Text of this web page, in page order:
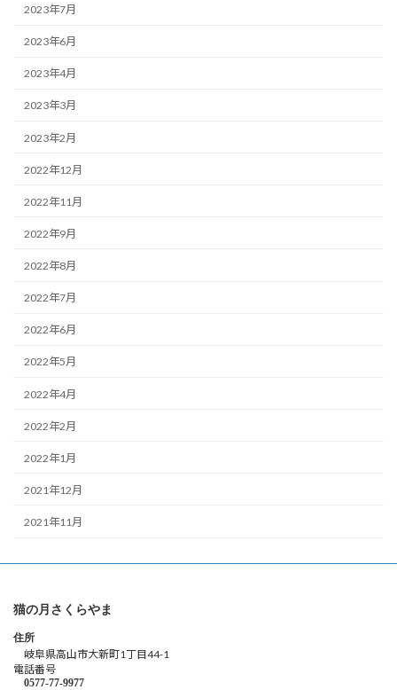
2023年7月
2023年6月
2023年4月
2023年3月
2023年2月
2022年12月
2022年11月
2022年9月
2022年8月
2022年7月
2022年6月
2022年5月
2022年4月
2022年2月
2022年1月
2021年12月
2021年11月
猫の月さくらやま
住所
岐阜県高山市大新町1丁目44-1
電話番号
0577-77-9977